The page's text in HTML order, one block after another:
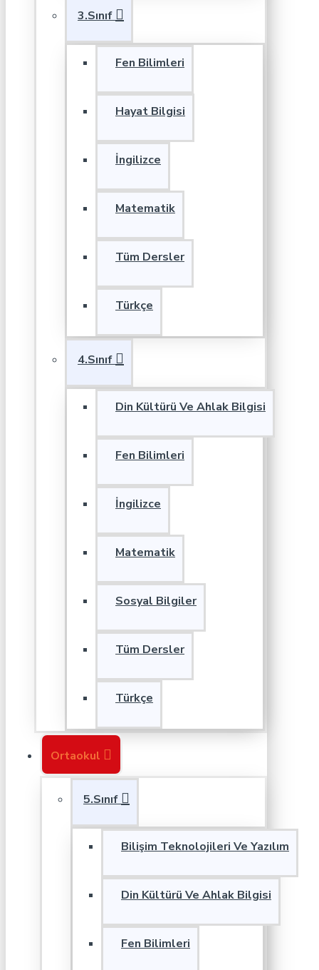
3.Sınıf
Fen Bilimleri
Hayat Bilgisi
İngilizce
Matematik
Tüm Dersler
Türkçe
4.Sınıf
Din Kültürü Ve Ahlak Bilgisi
Fen Bilimleri
İngilizce
Matematik
Sosyal Bilgiler
Tüm Dersler
Türkçe
Ortaokul
5.Sınıf
Bilişim Teknolojileri Ve Yazılım
Din Kültürü Ve Ahlak Bilgisi
Fen Bilimleri